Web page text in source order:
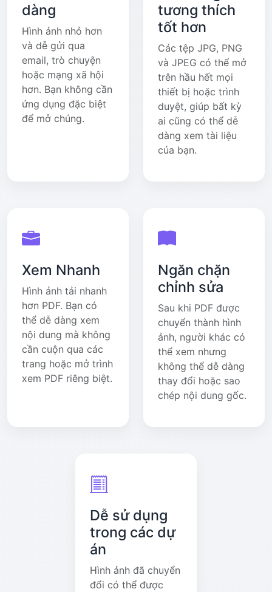
dàng
Hình ảnh nhỏ hơn
và dễ gửi qua
email, trò chuyện
hoặc mạng xã hội
hơn. Bạn không cần
ứng dụng đặc biệt
để mở chúng.
tương thích
tốt hơn
Các tệp JPG, PNG
và JPEG có thể mở
trên hầu hết mọi
thiết bị hoặc trình
duyệt, giúp bất kỳ
ai cũng có thể dễ
dàng xem tài liệu
của bạn.
Xem Nhanh
Hình ảnh tải nhanh
hơn PDF. Bạn có
thể dễ dàng xem
nội dung mà không
cần cuộn qua các
trang hoặc mở trình
xem PDF riêng biệt.
Ngăn chặn
chỉnh sửa
Sau khi PDF được
chuyển thành hình
ảnh, người khác có
thể xem nhưng
không thể dễ dàng
thay đổi hoặc sao
chép nội dung gốc.
Dễ sử dụng
trong các dự
án
Hình ảnh đã chuyển
đổi có thể được